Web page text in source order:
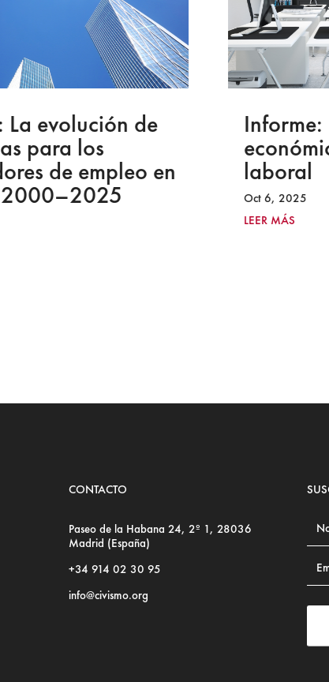
La evolución de
para los
de empleo en
2000–2025
Informe:
laboral
Oct 6, 2025
LEER MÁS
CONTACTO
Paseo de la Habana 24, 2º 1, 28036
Madrid (España)
+34 914 02 30 95
info@civismo.org